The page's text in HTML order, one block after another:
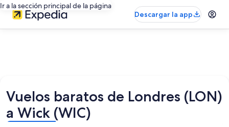
Ir a la sección principal de la página
Descargar la app
Vuelos baratos de Londres (LON)
a Wick (WIC)